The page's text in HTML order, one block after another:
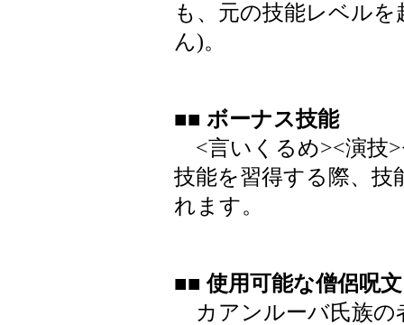
も、元の技能レベル
ん)。
■■ ボーナス技能
<言いくるめ><演技
技能を習得する際、
れます。
■■ 使用可能な僧侶呪文
カアンルーバ氏族の